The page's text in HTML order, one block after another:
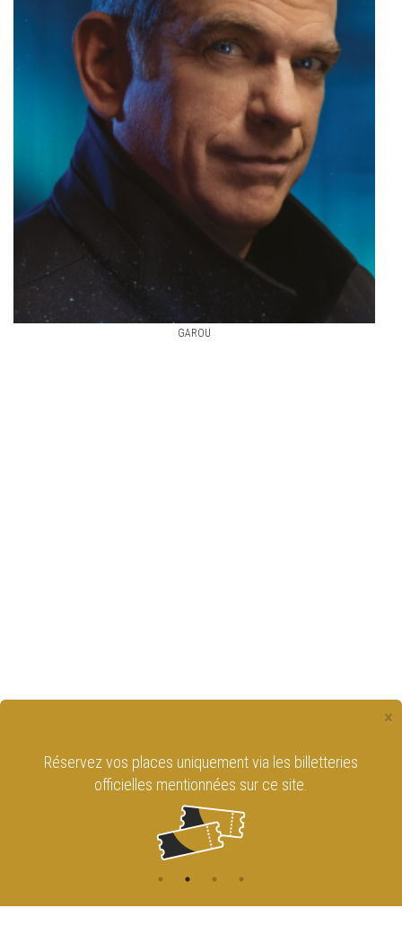
GAROU
×
Réservez vos places uniquement via les billetteries
officielles mentionnées sur ce site.